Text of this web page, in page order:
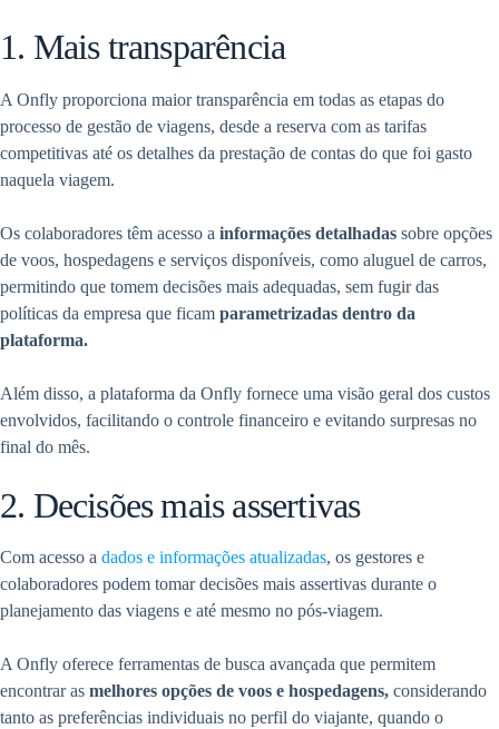
1. Mais transparência
A Onfly proporciona maior transparência em todas as etapas do
processo de gestão de viagens, desde a reserva com as tarifas
competitivas até os detalhes da prestação de contas do que foi gasto
naquela viagem.
Os colaboradores têm acesso a informações detalhadas sobre opções
de voos, hospedagens e serviços disponíveis, como aluguel de carros,
permitindo que tomem decisões mais adequadas, sem fugir das
políticas da empresa que ficam parametrizadas dentro da
plataforma.
Além disso, a plataforma da Onfly fornece uma visão geral dos custos
envolvidos, facilitando o controle financeiro e evitando surpresas no
final do mês.
2. Decisões mais assertivas
Com acesso a dados e informações atualizadas, os gestores e
colaboradores podem tomar decisões mais assertivas durante o
planejamento das viagens e até mesmo no pós-viagem.
A Onfly oferece ferramentas de busca avançada que permitem
encontrar as melhores opções de voos e hospedagens, considerando
tanto as preferências individuais no perfil do viajante, quando o